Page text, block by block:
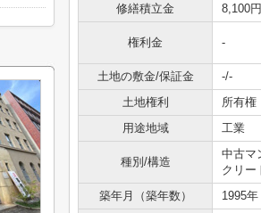
修繕積立金
8,100円
権利金 -
土地の敷金/保証金
-/-
土地権利
所有権
用途地域
工業
種別/構造
中古マ
クリー
築年月（築年数）
1995